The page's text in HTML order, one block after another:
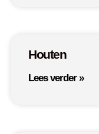
Houten
Lees verder »